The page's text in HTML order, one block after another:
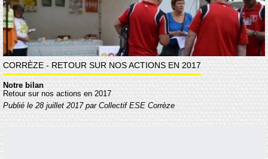
CORRÈZE - RETOUR SUR NOS ACTIONS EN 2017
Notre bilan
Retour sur nos actions en 2017
Publié le 28 juillet 2017 par Collectif ESE Corrèze